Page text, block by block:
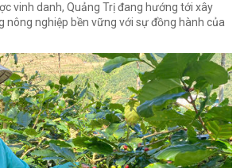
vinh danh, Quảng Trị đang hướng tới xây
nông nghiệp bền vững với sự đồng hành của